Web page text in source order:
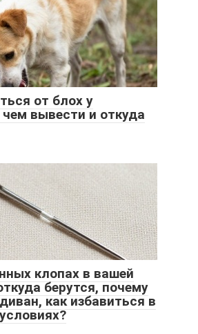
от блох у
вывести и откуда
клопах в вашей
берутся, почему
как избавиться в